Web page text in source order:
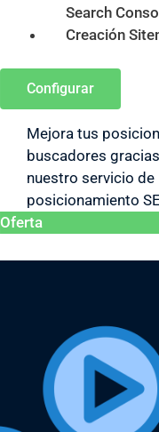
Search
Creación
Configurar
Mejora tus
buscadores
nuestro servicio de
posicionamiento
Oferta